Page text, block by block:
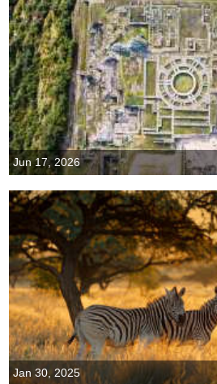
Jun 17, 2026
Jan 30, 2025